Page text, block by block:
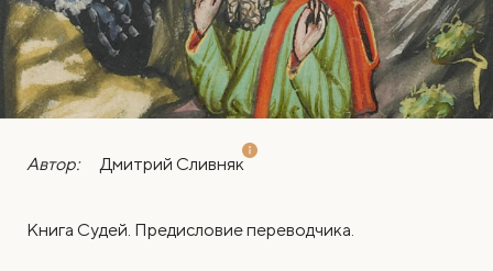
Автор: Дмитрий Сливняк
Книга Судей. Предисловие переводчика.